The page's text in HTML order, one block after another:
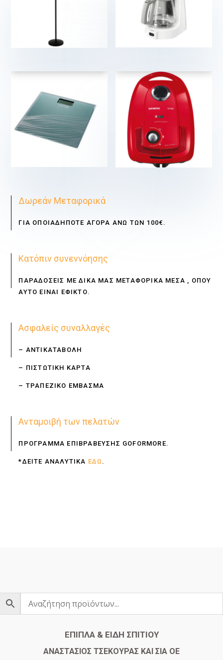
Δωρεάν Μεταφορικά
ΓΙΑ ΟΠΟΙΑΔΗΠΟΤΕ ΑΓΟΡΑ ΑΝΩ ΤΩΝ 100€.
Κατόπιν συνεννόησης
ΠΑΡΑΔΟΣΕΙΣ ΜΕ ΔΙΚΑ ΜΑΣ ΜΕΤΑΦΟΡΙΚΑ ΜΕΣΑ , ΟΠΟΥ
ΑΥΤΟ ΕΙΝΑΙ ΕΦΙΚΤΟ.
Ασφαλείς συναλλαγές
– ΑΝΤΙΚΑΤΑΒΟΛΗ
– ΠΙΣΤΩΤΙΚΗ ΚΑΡΤΑ
– ΤΡΑΠΕΖΙΚΟ ΕΜΒΑΣΜΑ
Ανταμοιβή των πελατών
ΠΡΟΓΡΑΜΜΑ ΕΠΙΒΡΑΒΕΥΣΗΣ GOFORMORE.
*ΔΕΙΤΕ ΑΝΑΛΥΤΙΚΑ ΕΔΩ .
ΕΠΙΠΛΑ & ΕΙΔΗ ΣΠΙΤΙΟΥ
​ΑΝΑΣΤΑΣΙΟΣ ΤΣΕΚΟΥΡΑΣ ΚΑΙ ΣΙΑ ΟΕ